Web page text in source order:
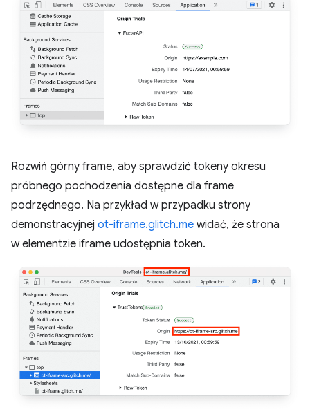
Rozwiń górny frame, aby sprawdzić tokeny okresu
próbnego pochodzenia dostępne dla frame
podrzędnego. Na przykład w przypadku strony
demonstracyjnej ot-iframe.glitch.me widać, że strona
w elementzie iframe udostępnia token.